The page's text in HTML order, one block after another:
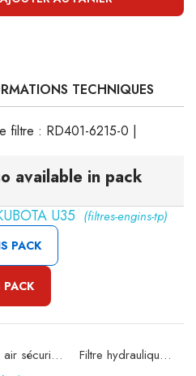
TECHNIQUES
filtre : RD401-6215-0 |
available in pack
U35 (filtres-engins-tp)
PACK
PACK
Filtre à air sécurité SA16190 Filtre hydraulique SH60116